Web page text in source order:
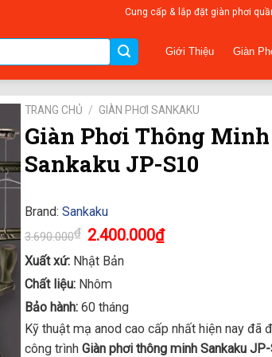
Cung cấp & lắp đặt giàn phơi
Giới Thiệu Giàn
TRANG CHỦ / GIÀN PHƠI SANKAKU
Giàn Phơi Thông Minh
Sankaku JP-S10
Brand: Sankaku
3.690.000₫ Original
price
was:
3.690.000₫.
2.400.000₫Current
price
Xuất xứ:Nhật Bản
Chất liệu: Nhôm
Bảo hành: 60 tháng
Kỹ thuật mạ anod cao cấp nhất hiện nay đã
công trình Giàn phơi thông minh Sankaku